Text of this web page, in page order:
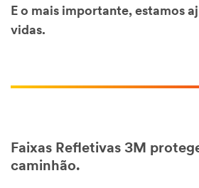
E o mais importante, estamos
vidas.
Faixas Refletivas 3M
caminhão.